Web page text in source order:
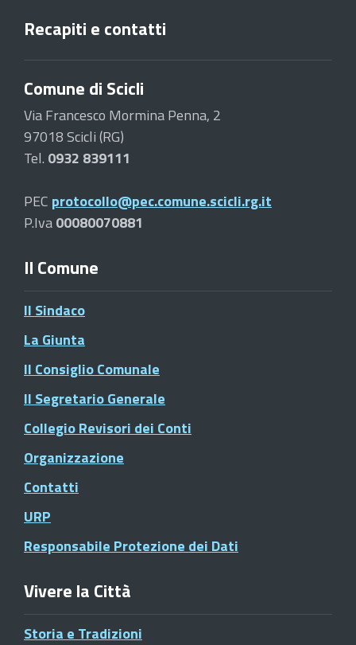
Recapiti e contatti
Comune di Scicli
Via Francesco Mormina Penna, 2
97018 Scicli (RG)
Tel. 0932 839111
PEC protocollo@pec.comune.scicli.rg.it
P.Iva00080070881
Il Comune
Il Sindaco
La Giunta
Il Consiglio Comunale
Il Segretario Generale
Collegio Revisori dei Conti
Organizzazione
Contatti
URP
Responsabile Protezione dei Dati
Vivere la Città
Storia e Tradizioni